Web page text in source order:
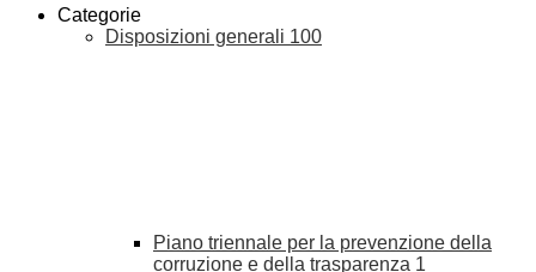
Categorie
Disposizioni generali 100
Piano triennale per la prevenzione della
corruzione e della trasparenza 1